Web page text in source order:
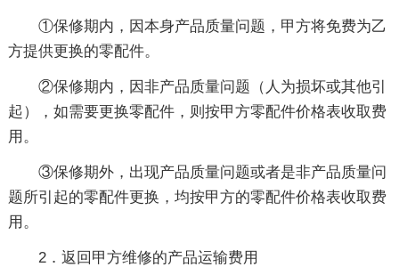
①保修期内，因本身产品质量问题，甲方将免费为乙
方提供更换的零配件。
②保修期内，因非产品质量问题（人为损坏或其他引
起），如需要更换零配件，则按甲方零配件价格表收取费
用。
③保修期外，出现产品质量问题或者是非产品质量问
题所引起的零配件更换，均按甲方的零配件价格表收取费
用。
2．返回甲方维修的产品运输费用